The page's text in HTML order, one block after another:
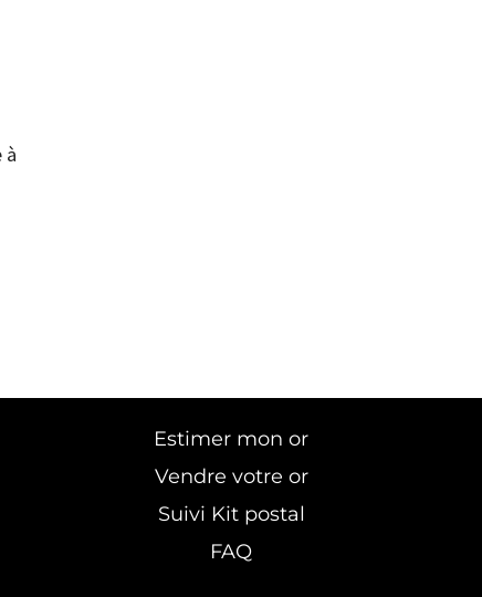
à
Estimer mon or
Vendre votre or
Suivi Kit postal
FAQ